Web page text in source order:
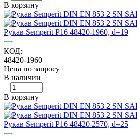
В корзину
Рукав Semperit P16 48420-1960, d=19
КОД:
48420-1960
Цена по запросу
В наличии
+
−
В корзину
Рукав Semperit P16 48420-2570, d=25